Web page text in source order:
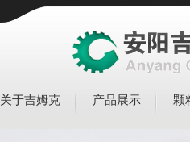
关于吉姆克 产品展示 颗